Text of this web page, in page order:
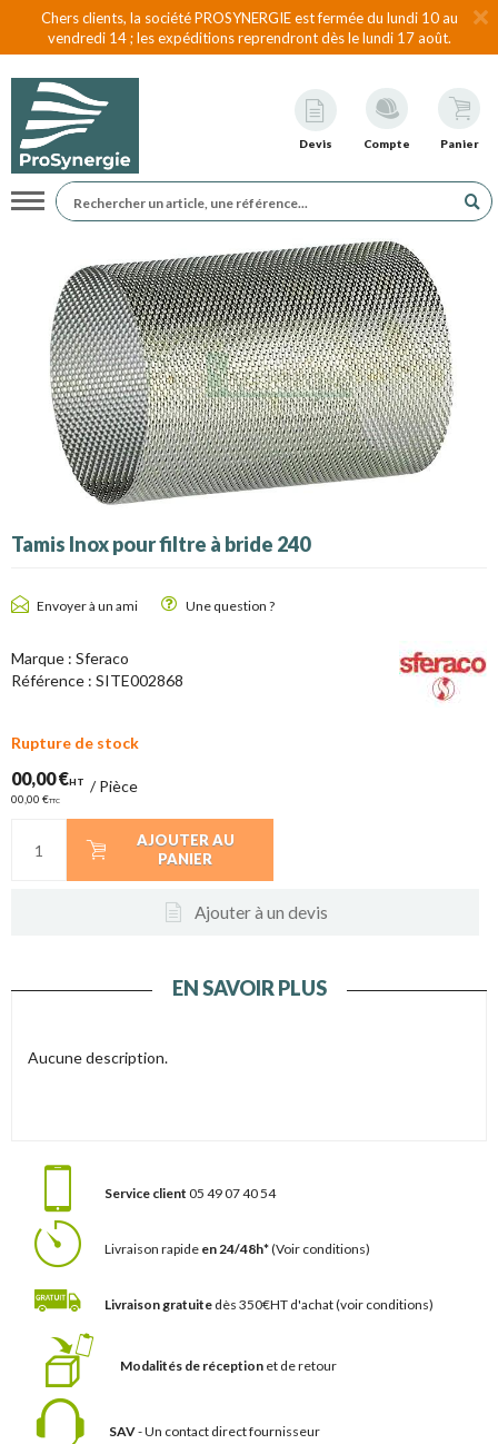
Chers clients, la société PROSYNERGIE est fermée du lundi 10 au
vendredi 14 ; les expéditions reprendront dès le lundi 17 août.
Devis Compte Panier
Navigation
Tamis Inox pour filtre à bride 240
Envoyer à un ami Une question ?
Marque : Sferaco
Référence : SITE002868
Rupture de stock
00,00 €HT
00,00 €TTC
/Pièce
AJOUTER AU
PANIER
Ajouter à un devis
EN SAVOIR PLUS
Aucune description.
Service client 05 49 07 40 54
Livraison rapide en 24/48h*(Voir conditions)
Livraison gratuite dès 350€HT d'achat(voir conditions)
Modalités de réception et de retour
SAV- Un contact direct fournisseur